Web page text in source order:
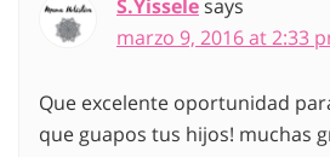
S.Yisselesays
marzo 9, 2016 at 2:33
Que excelente oportunidad
que guapos tus hijos! muchas